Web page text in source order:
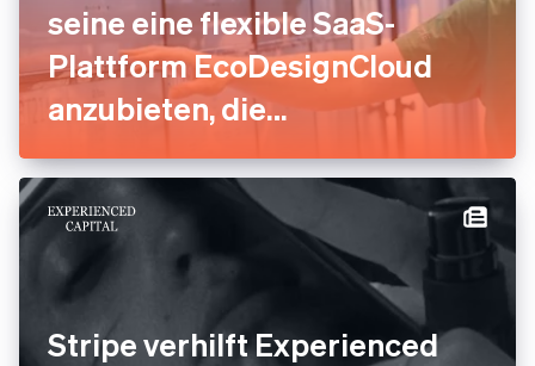
seine eine flexible SaaS-
Plattform EcoDesignCloud
anzubieten, die
Umweltbewertungen in
Echtzeit ermöglicht.
Stripe verhilft Experienced